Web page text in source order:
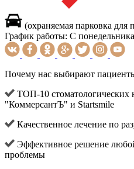
(охраняемая парковка для
График работы: С
Почему нас выбирают
ТОП-10
"КоммерсантЪ" и Startsmile
Качественное лечение по
Эффективное решение
проблемы